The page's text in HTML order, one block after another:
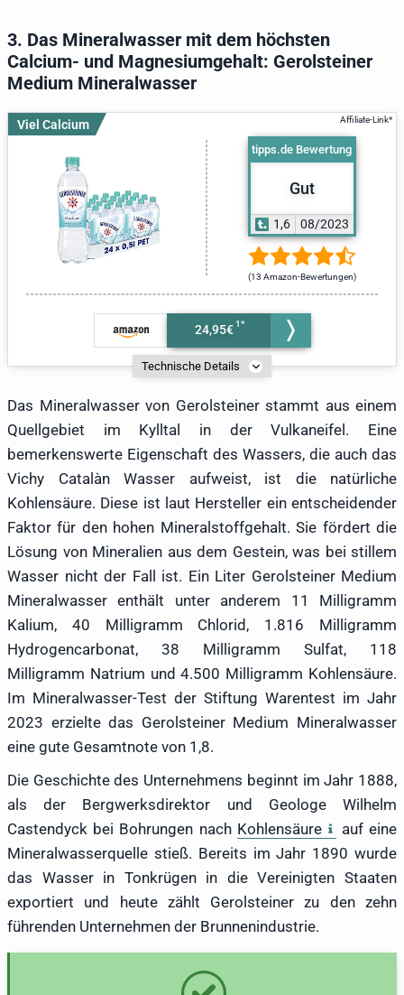
3. Das Mineralwasser mit dem höchsten
Calcium- und Magnesiumgehalt: Gerolsteiner
Medium Mineralwasser
Viel Calcium
24,95€
tipps.de Bewertung
Gut
1,6 08/2023
(13 Amazon-Bewertungen)
Technische Details
Das Mineralwasser von Gerolsteiner stammt aus einem
Quellgebiet im Kylltal in der Vulkaneifel. Eine
bemerkenswerte Eigenschaft des Wassers, die auch das
Vichy Catalàn Wasser aufweist, ist die natürliche
Kohlensäure. Diese ist laut Hersteller ein entscheidender
Faktor für den hohen Mineralstoffgehalt. Sie fördert die
Lösung von Mineralien aus dem Gestein, was bei stillem
Wasser nicht der Fall ist. Ein Liter Gerolsteiner Medium
Mineralwasser enthält unter anderem 11 Milligramm
Kalium, 40 Milligramm Chlorid, 1.816 Milligramm
Hydrogencarbonat, 38 Milligramm Sulfat, 118
Milligramm Natrium und 4.500 Milligramm Kohlensäure.
Im Mineralwasser-Test der Stiftung Warentest im Jahr
2023 erzielte das Gerolsteiner Medium Mineralwasser
eine gute Gesamtnote von 1,8.
Die Geschichte des Unternehmens beginnt im Jahr 1888,
als der Bergwerksdirektor und Geologe Wilhelm
Castendyck bei Bohrungen nach Kohlensäure
auf eine
Mineralwasserquelle stieß. Bereits im Jahr 1890 wurde
das Wasser in Tonkrügen in die Vereinigten Staaten
exportiert und heute zählt Gerolsteiner zu den zehn
führenden Unternehmen der Brunnenindustrie.